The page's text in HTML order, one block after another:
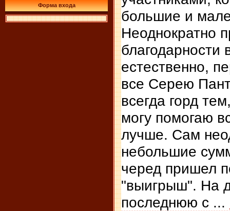
Форма входа
большие и
Неоднократно
благодарности
естественно,
все Серею
всегда горд
могу помогаю
лучше. Сам
небольшие
черед пришел
"выигрыш". На
последнюю с ...